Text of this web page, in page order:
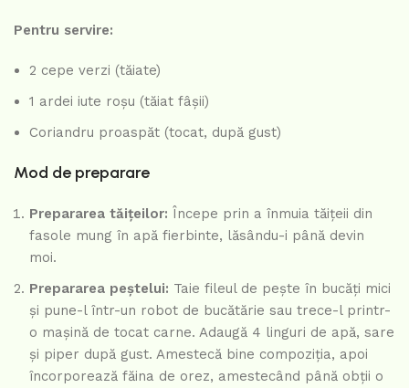
Pentru servire:
2 cepe verzi (tăiate)
1 ardei iute roșu (tăiat fâșii)
Coriandru proaspăt (tocat, după gust)
Mod de preparare
Prepararea tăițeilor: Începe prin a înmuia tăițeii din
fasole mung în apă fierbinte, lăsându-i până devin
moi.
Prepararea peștelui: Taie fileul de pește în bucăți mici
și pune-l într-un robot de bucătărie sau trece-l printr-
o mașină de tocat carne. Adaugă 4 linguri de apă, sare
și piper după gust. Amestecă bine compoziția, apoi
încorporează făina de orez, amestecând până obții o